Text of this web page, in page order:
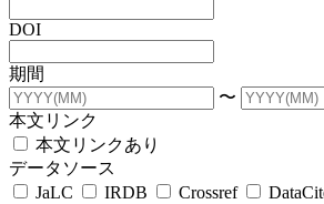
DOI
期間
〜
本文リンク
本文リンクあり
データソース
JaLC
IRDB Crossref